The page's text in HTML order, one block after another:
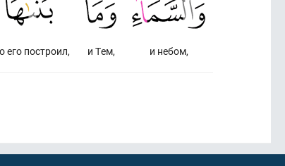
и небом,
и Тем,
его построил,